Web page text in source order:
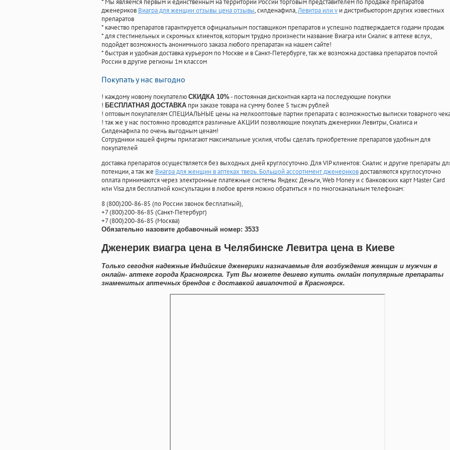
* Мы являемся первым и единственным на территории России торговым представителем по продаже препаратов
дженериков Виагра для женщин отзывы цена отзывы, силденафила,Левитра или v и дистрибьютором других известных
препаратов
* качество препаратов гарантируется официальным поставщиком препаратов и успешно подтверждается годами продаж
* для стестинельных и скромных клиентов, которым трудно произнести название Виагра или Сиалис в аптеке вслух,
подойдет возможность анонимныого заказа любого препаратан на нашем сайте!
* быстрая и удобная доставка курьером по Москве и в Санкт-Петербурге, так же возможна доставка препаратов почтой
России в другие регионы 1м классом
Покупать у нас выгодно
! каждому новому покупателю СКИДКА 10%- постоянная дисконтная карта на последующие покупки
! БЕСПЛАТНАЯ ДОСТАВКА при заказе товара на сумму более 5 тысяч рублей
! оптовым покупателям СПЕЦИАЛЬНЫЕ цены на мелкооптовые партии препарата с возможностью выписки товарного
! так же у нас постоянно проводятся различные АКЦИИ позволяющие покупать дженерики Левитры, Сиалиса и
Силденафила по очень выгодным ценам!
Cотрудники нашей фирмы прилагают максимальные усилия, чтобы сделать приобретение препаратов удобным для
покупателей
доставка препаратов осуществляется без выходных дней круглосуточно. Для VIP клиентов: Сиалис и другие препараты
потенции, а так же Виагра для женщин в аптеках тверь. Большой ассортимент дженериковдоставляются круглосуточно
оплата принимаются через электронные платежные системы Яндекс Деньги, Web Money и с банковских карт Master Card
или Visa для бесплатной консультации в любое время можно обратиться» по многоканальным телефонам:
8(800)200-86-85 (по России звонок бесплатный),
+7(800)200-86-85 (Санкт-Петербург)
+7(800)200-86-85 (Москва)
Обязательно назовите добавочный номер: 3533
Дженерик виагра цена в Челябинске Левитра цена в Киеве
Только сегодня надежные Индийские дженерики назначаемые для возбуждения женщин и мужчин в
онлайн- аптеке города Красноярска. Тут Вы можете дешево купить онлайн популярные препараты
знаменитых аптечных брендов с доставкой авиапочтой в Красноярск.